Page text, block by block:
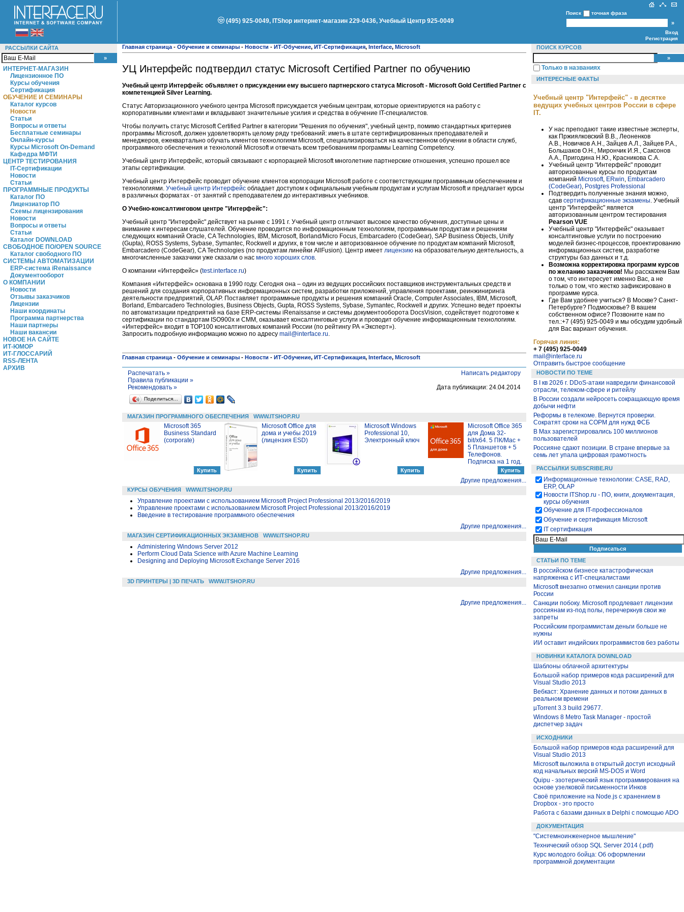
(495) 925-0049, ITShop интернет-магазин 229-0436, Учебный Центр 925-0049
Поиск точная фраза
Вход
Регистрация
РАССЫЛКИ САЙТА
ИНТЕРНЕТ-МАГАЗИН
Лицензионное ПО
Курсы обучения
Сертификация
ОБУЧЕНИЕ И СЕМИНАРЫ
Каталог курсов
Новости
Статьи
Вопросы и ответы
Бесплатные семинары
Онлайн-курсы
Курсы Microsoft On-Demand
Кафедра МФТИ
ЦЕНТР ТЕСТИРОВАНИЯ
IT-Сертификации
Новости
Статьи
ПРОГРАММНЫЕ ПРОДУКТЫ
Каталог ПО
Лицензиатор ПО
Схемы лицензирования
Новости
Вопросы и ответы
Статьи
Каталог DOWNLOAD
СВОБОДНОЕ ПО/OPEN SOURCE
Каталог свободного ПО
СИСТЕМЫ АВТОМАТИЗАЦИИ
ERP-система iRenaissance
Документооборот
О КОМПАНИИ
Новости
Отзывы заказчиков
Лицензии
Наши координаты
Программа партнерства
Наши партнеры
Наши вакансии
НОВОЕ НА САЙТЕ
ИТ-ЮМОР
ИТ-ГЛОССАРИЙ
RSS-ЛЕНТА
АРХИВ
Главная страница - Обучение и семинары - Новости - ИТ-Обучение, ИТ-Сертификация, Interface, Microsoft
УЦ Интерфейс подтвердил статус Microsoft Certified Partner по обучению
Учебный центр Интерфейс объявляет о присуждении ему высшего партнерского статуса Microsoft - Microsoft Gold Certified Partner c
компетенцией Silver Learning.
Статус Авторизационного учебного центра Microsoft присуждается учебным центрам, которые ориентируются на работу с
корпоративными клиентами и вкладывают значительные усилия и средства в обучение IT-специалистов.
Чтобы получить статус Microsoft Certified Partner в категории "Решения по обучения", учебный центр, помимо стандартных критериев
программы Microsoft, должен удовлетворять целому ряду требований: иметь в штате сертифицированных преподавателей и
менеджеров, ежеквартально обучать клиентов технологиям Microsoft, специализироваться на качественном обучении в области служб,
программного обеспечения и технологий Microsoft и отвечать всем требованиям программы Learning Competency.
Учебный центр Интерфейс, который связывают с корпорацией Microsoft многолетние партнерские отношения, успешно прошел все
этапы сертификации.
Учебный центр Интерфейс проводит обучение клиентов корпорации Microsoft работе с соответствующим программным обеспечением и
технологиями. Учебный центр Интерфейс обладает доступом к официальным учебным продуктам и услугам Microsoft и предлагает курсы
в различных форматах - от занятий с преподавателем до интерактивных учебников.
О Учебно-консалтинговом центре "Интерфейс":
Учебный центр "Интерфейс" действует на рынке с 1991 г. Учебный центр отличают высокое качество обучения, доступные цены и
внимание к интересам слушателей. Обучение проводится по информационным технологиям, программным продуктам и решениям
следующих компаний Oracle, CA Technologies, IBM, Microsoft, Borland/Micro Focus, Embarcadero (CodeGear), SAP Business Objects, Unify
(Gupta), ROSS Systems, Sybase, Symantec, Rockwell и других, в том числе и авторизованное обучение по продуктам компаний Microsoft,
Embarcadero (CodeGear), CA Technologies (по продуктам линейки AllFusion). Центр имеет лицензию на образовательную деятельность, а
многочисленные заказчики уже сказали о нас много хороших слов
О компании «Интерфейс» (test.interface.ru)
Компания «Интерфейс» основана в 1990 году. Сегодня она – один из ведущих российских поставщиков инструментальных средств и
решений для создания корпоративных информационных систем, разработки приложений, управления проектами, реинжиниринга
деятельности предприятий, OLAP. Поставляет программные продукты и решения компаний Oracle, Computer Associates, IBM, Microsoft,
Borland, Embarcadero Technologies, Business Objects, Gupta, ROSS Systems, Sybase, Symantec, Rockwell и других. Успешно ведет проекты
по автоматизации предприятий на базе ERP-системы iRenaissanse и системы документооборота DocsVision, содействует подготовке к
сертификации по стандартам ISO900x и CMM, оказывает консалтинговые услуги и проводит обучение информационным технологиям.
«Интерфейс» входит в TOP100 консалтинговых компаний России (по рейтингу РА «Эксперт»).
Запросить подробную информацию можно по адресу mail@interface.ru
Главная страница - Обучение и семинары - Новости - ИТ-Обучение, ИТ-Сертификация, Interface, Microsoft
Распечатать »
Правила публикации »
Написать редактору
Рекомендовать »
Дата публикации: 24.04.2014
Поделиться…
МАГАЗИН ПРОГРАММНОГО ОБЕСПЕЧЕНИЯ WWW.ITSHOP.RU
Microsoft 365
Business Standard
(corporate)
Microsoft Office для
дома и учебы 2019
(лицензия ESD)
Microsoft Windows
Professional 10,
Электронный ключ
Microsoft Office 365
для Дома 32-
bit/x64. 5 ПК/Mac +
5 Планшетов + 5
Телефонов.
Подписка на 1 год.
Другие предложения...
КУРСЫ ОБУЧЕНИЯ WWW.ITSHOP.RU
Управление проектами с использованием Microsoft Project Professional 2013/2016/2019
Управление проектами с использованием Microsoft Project Professional 2013/2016/2019
Введение в тестирование программного обеспечения
Другие предложения...
МАГАЗИН СЕРТИФИКАЦИОННЫХ ЭКЗАМЕНОВ WWW.ITSHOP.RU
Administering Windows Server 2012
Perform Cloud Data Science with Azure Machine Learning
Designing and Deploying Microsoft Exchange Server 2016
Другие предложения...
3D ПРИНТЕРЫ | 3D ПЕЧАТЬ WWW.ITSHOP.RU
Другие предложения...
ПОИСК КУРСОВ
Только в названиях
ИНТЕРЕСНЫЕ ФАКТЫ
Учебный центр "Интерфейс" - в десятке
ведущих учебных центров России в сфере
IT.
У нас преподают такие известные эксперты,
как Пржиялковский В.В., Леоненков
А.В., Новичков А.Н., Зайцев А.Л., Зайцев Р.А.,
Большаков О.Н., Мирончик И.Я., Саксонов
А.А., Пригодина Н.Ю., Красникова С.А.
Учебный центр "Интерфейс" проводит
авторизованные курсы по продуктам
компаний Microsoft, ERwin Embarcadero
(CodeGear) Postgres Professional
Подтвердить полученные знания можно,
сдав сертификационные экзамены . Учебный
центр "Интерфейс" является
авторизованным центром тестирования
Pearson VUE
Учебный центр "Интерфейс" оказывает
консалтинговые услуги по построению
моделей бизнес-процессов, проектированию
информационных систем, разработке
структуры баз данных и т.д.
Возможна корректировка программ курсов
по желанию заказчиков! Мы расскажем Вам
о том, что интересует именно Вас, а не
только о том, что жестко зафиксировано в
программе курса.
Где Вам удобнее учиться? В Москве? Санкт-
Петербурге? Подмосковье? В вашем
собственном офисе? Позвоните нам по
тел.:+7 (495) 925-0049 и мы обсудим удобный
для Вас вариант обучения.
Горячая линия:
+ 7 (495) 925-0049
mail@interface.ru
Отправить быстрое сообщение
НОВОСТИ ПО ТЕМЕ
В I кв 2026 г. DDoS-атаки навредили финансовой
отрасли, телеком-сфере и ритейлу
В России создали нейросеть сокращающую время
добычи нефти
Реформы в телекоме. Вернутся проверки.
Сократят сроки на СОРМ для нужд ФСБ
В Max зарегистрировались 100 миллионов
пользователей
Россияне сдают позиции. В стране впервые за
семь лет упала цифровая грамотность
РАССЫЛКИ SUBSCRIBE.RU
Информационные технологии: CASE, RAD,
ERP, OLAP
Новости ITShop.ru - ПО, книги, документация,
курсы обучения
Обучение для IT-профессионалов
Обучение и сертификация Microsoft
IT сертификация
СТАТЬИ ПО ТЕМЕ
В российском бизнесе катастрофическая
напряженка с ИТ-специалистами
Microsoft внезапно отменил санкции против
России
Санкции побоку. Microsoft продлевает лицензии
россиянам из-под полы, перечеркнув свои же
запреты
Российским программистам деньги больше не
нужны
ИИ оставит индийских программистов без работы
НОВИНКИ КАТАЛОГА DOWNLOAD
Шаблоны облачной архитектуры
Большой набор примеров кода расширений для
Visual Studio 2013
Вебкаст: Хранение данных и потоки данных в
реальном времени
µTorrent 3.3 build 29677.
Windows 8 Metro Task Manager - простой
диспетчер задач
ИСХОДНИКИ
Большой набор примеров кода расширений для
Visual Studio 2013
Microsoft выложила в открытый доступ исходный
код начальных версий MS-DOS и Word
Quipu - эзотерический язык программирования на
основе узелковой письменности Инков
Своё приложение на Node.js с хранением в
Dropbox - это просто
Работа с базами данных в Delphi с помощью ADO
ДОКУМЕНТАЦИЯ
"Системноинженерное мышление"
Технический обзор SQL Server 2014 (.pdf)
Курс молодого бойца: Об оформлении
программной документации